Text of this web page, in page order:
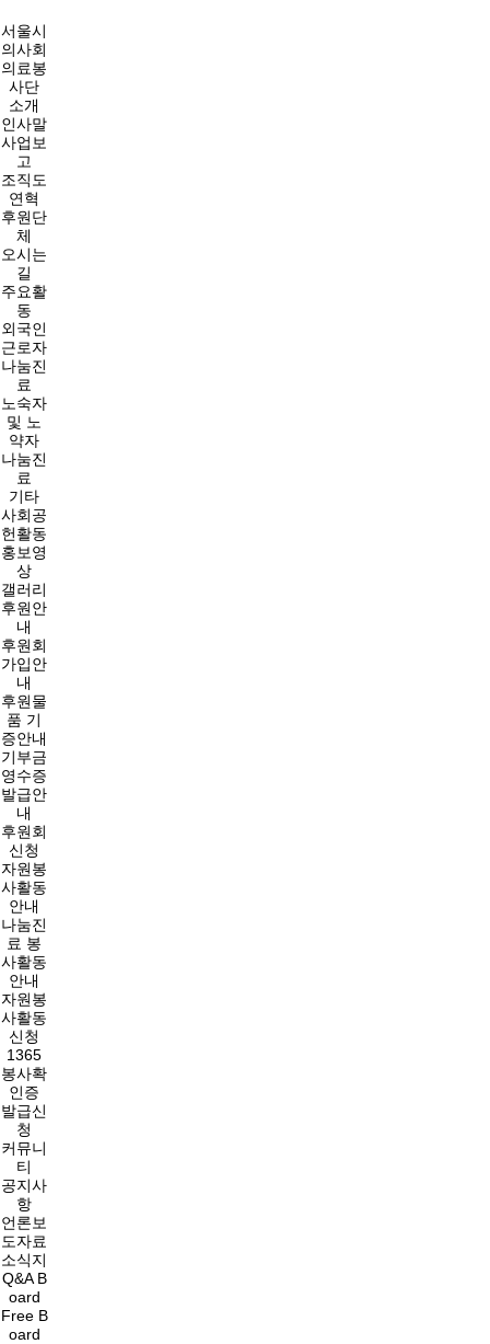
서울시
의사회
의료봉
사단
소개
인사말
사업보
고
조직도
연혁
후원단
체
오시는
길
주요활
동
외국인
근로자
나눔진
료
노숙자
및 노
약자
나눔진
료
기타
사회공
헌활동
홍보영
상
갤러리
후원안
내
후원회
가입안
내
후원물
품 기
증안내
기부금
영수증
발급안
내
후원회
신청
자원봉
사활동
안내
나눔진
료 봉
사활동
안내
자원봉
사활동
신청
1365
봉사확
인증
발급신
청
커뮤니
티
공지사
항
언론보
도자료
소식지
Q&A B
oard
Free B
oard